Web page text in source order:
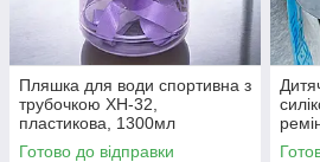
Пляшка для води спортивна з
трубочкою XH-32,
пластикова, 1300мл
Готово до відправки
Синій